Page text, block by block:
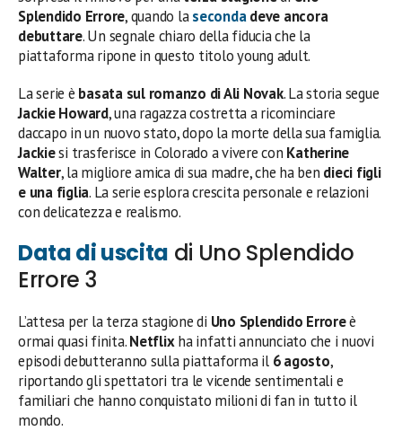
Splendido Errore, quando lasecondadeve ancora
debuttare. Un segnale chiaro della fiducia che la
piattaforma ripone in questo titolo young adult.
La serie è basata sul romanzo di Ali Novak. La storia segue
Jackie Howard, una ragazza costretta a ricominciare
daccapo in un nuovo stato, dopo la morte della sua famiglia.
Jackiesi trasferisce in Colorado a vivere con Katherine
Walter, la migliore amica di sua madre, che ha ben dieci figli
e una figlia. La serie esplora crescita personale e relazioni
con delicatezza e realismo.
Data di uscita di Uno Splendido
Errore 3
L’attesa per la terza stagione di Uno Splendido Erroreè
ormai quasi finita.Netflixha infatti annunciato che i nuovi
episodi debutteranno sulla piattaforma il 6 agosto,
riportando gli spettatori tra le vicende sentimentali e
familiari che hanno conquistato milioni di fan in tutto il
mondo.